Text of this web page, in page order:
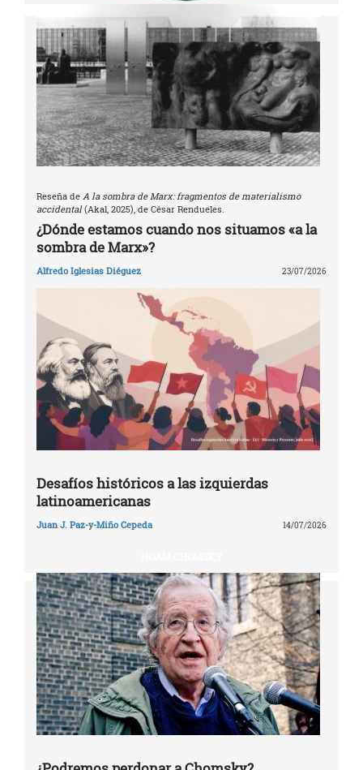
Reseña de A la sombra de Marx: fragmentos de materialismo
accidental(Akal, 2025), de César Rendueles.
¿Dónde estamos cuando nos situamos «a la
sombra de Marx»?
Alfredo Iglesias Diéguez 23/07/2026
Desafíos históricos a las izquierdas
latinoamericanas
Juan J. Paz-y-Miño Cepeda 14/07/2026